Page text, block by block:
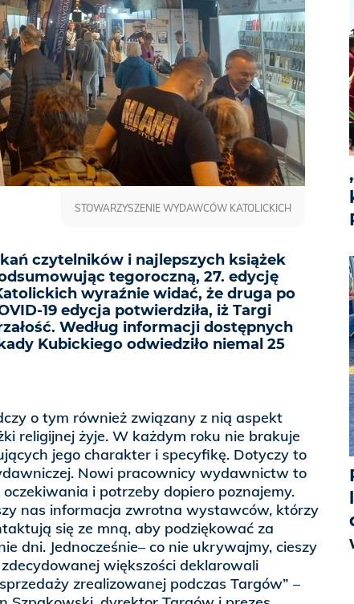
czytelników i najlepszych książek
tegoroczną, 27. edycję
wyraźnie widać, że druga po
19 edycja potwierdziła, iż Targi
Według informacji dostępnych
Kubickiego odwiedziło niemal 25
STOWARZYSZENIE WYDAWCÓW KATOLICKICH
o tym również związany z nią aspekt
religijnej żyje. W każdym roku nie brakuje
jego charakter i specyfikę. Dotyczy to
Nowi pracownicy wydawnictw to
i potrzeby dopiero poznajemy.
nas informacja zwrotna wystawców, którzy
się ze mną, aby podziękować za
dni. Jednocześnie– co nie ukrywajmy, cieszy
większości deklarowali
zrealizowanej podczas Targów” –